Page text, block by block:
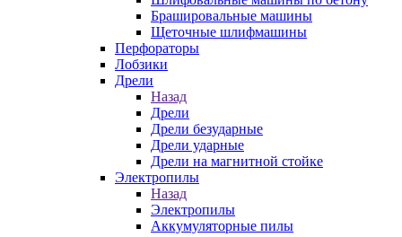
Брашировальные машины
Щеточные шлифмашины
Перфораторы
Лобзики
Дрели
Назад
Дрели
Дрели безударные
Дрели ударные
Дрели на магнитной стойке
Электропилы
Назад
Электропилы
Аккумуляторные пилы